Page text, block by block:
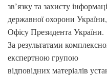
зв’язку та захисту
державної охорони України,
Офісу Президента України.
За результатами
експертною групою
відповідних матеріалів